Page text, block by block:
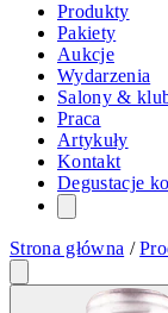
Produkty
Pakiety
Aukcje
Wydarzenia
Salony &
Praca
Artykuły
Kontakt
Degustacje
Strona główna /